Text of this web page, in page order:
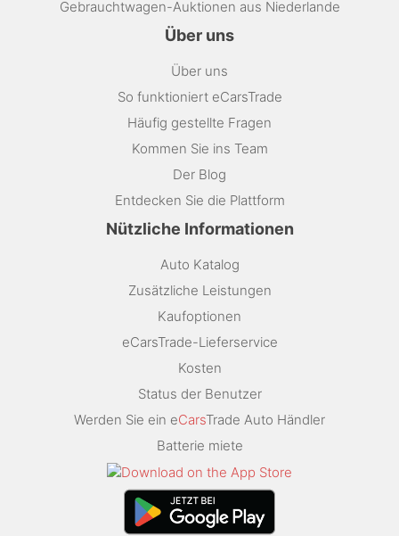
Gebrauchtwagen-Auktionen aus Niederlande
Über uns
Über uns
So funktioniert eCarsTrade
Häufig gestellte Fragen
Kommen Sie ins Team
Der Blog
Entdecken Sie die Plattform
Nützliche Informationen
Auto Katalog
Zusätzliche Leistungen
Kaufoptionen
eCarsTrade-Lieferservice
Kosten
Status der Benutzer
Werden Sie ein eCarsTrade Auto Händler
Batterie miete